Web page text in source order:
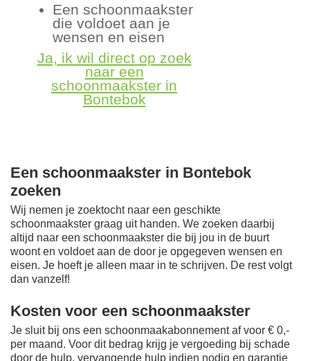
Een schoonmaakster
die voldoet aan je
wensen en eisen
Ja, ik wil direct op zoek
naar een
schoonmaakster in
Bontebok
Een schoonmaakster in Bontebok
zoeken
Wij nemen je zoektocht naar een geschikte
schoonmaakster graag uit handen. We zoeken daarbij
altijd naar een schoonmaakster die bij jou in de buurt
woont en voldoet aan de door je opgegeven wensen en
eisen. Je hoeft je alleen maar in te schrijven. De rest volgt
dan vanzelf!
Kosten voor een schoonmaakster
Je sluit bij ons een schoonmaakabonnement af voor € 0,-
per maand. Voor dit bedrag krijg je vergoeding bij schade
door de hulp, vervangende hulp indien nodig en garantie